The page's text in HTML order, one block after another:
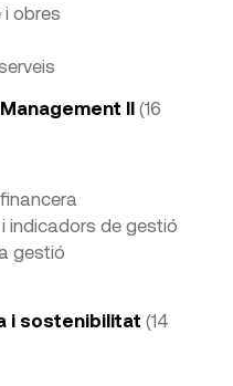
i obres
II (16
indicadors de gestió
gestió
i sostenibilitat (14